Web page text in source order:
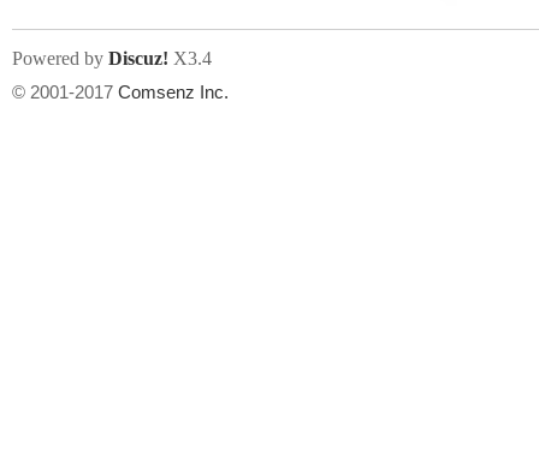
Powered by Discuz! X3.4
© 2001-2017 Comsenz Inc.